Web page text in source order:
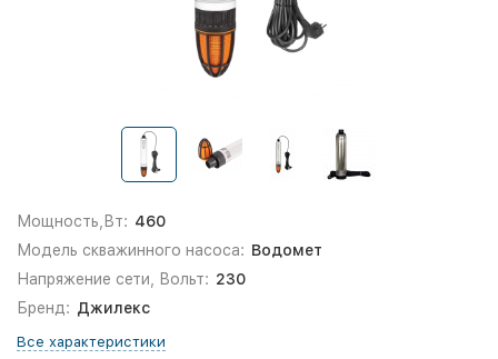
Мощность,Вт: 460
Модель скважинного насоса: Водомет
Напряжение сети, Вольт: 230
Бренд: Джилекс
Все характеристики